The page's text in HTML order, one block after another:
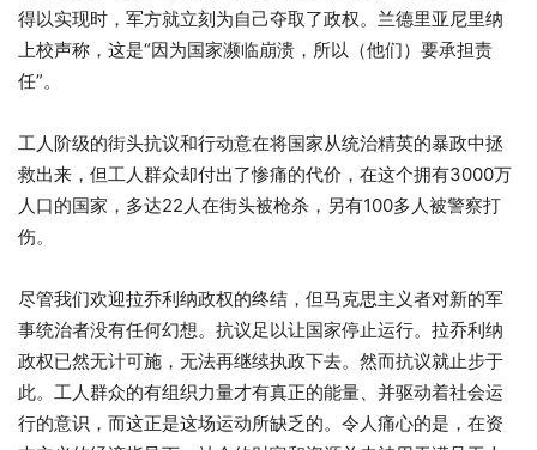
得以实现时，军方就立刻为自己夺取了政权。兰德里亚尼里纳
上校声称，这是“因为国家濒临崩溃，所以（他们）要承担责
任”。
工人阶级的街头抗议和行动意在将国家从统治精英的暴政中拯
救出来，但工人群众却付出了惨痛的代价，在这个拥有3000万
人口的国家，多达22人在街头被枪杀，另有100多人被警察打
伤。
尽管我们欢迎拉乔利纳政权的终结，但马克思主义者对新的军
事统治者没有任何幻想。抗议足以让国家停止运行。拉乔利纳
政权已然无计可施，无法再继续执政下去。然而抗议就止步于
此。工人群众的有组织力量才有真正的能量、并驱动着社会运
行的意识，而这正是这场运动所缺乏的。令人痛心的是，在资